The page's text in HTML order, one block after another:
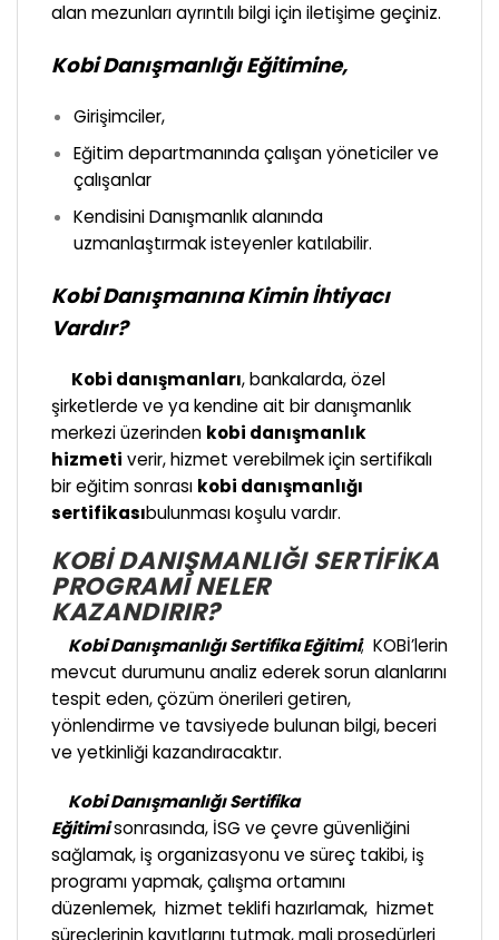
alan mezunları ayrıntılı bilgi için iletişime geçiniz.
Kobi Danışmanlığı Eğitimine,
Girişimciler,
Eğitim departmanında çalışan yöneticiler ve
çalışanlar
Kendisini Danışmanlık alanında
uzmanlaştırmak isteyenler katılabilir.
Kobi Danışmanına Kimin İhtiyacı
Vardır?
Kobi danışmanları, bankalarda, özel
şirketlerde ve ya kendine ait bir danışmanlık
merkezi üzerinden kobi danışmanlık
hizmeti verir, hizmet verebilmek için sertifikalı
bir eğitim sonrası kobi danışmanlığı
sertifikasıbulunması koşulu vardır.
KOBI DANIŞMANLIĞI SERTIFIKA
PROGRAMI NELER
KAZANDIRIR?
Kobi Danışmanlığı Sertifika Eğitimi; KOBİ’lerin
mevcut durumunu analiz ederek sorun alanlarını
tespit eden, çözüm önerileri getiren,
yönlendirme ve tavsiyede bulunan bilgi, beceri
ve yetkinliği kazandıracaktır.
Kobi Danışmanlığı Sertifika
Eğitimisonrasında, İSG ve çevre güvenliğini
sağlamak, iş organizasyonu ve süreç takibi, iş
programı yapmak, çalışma ortamını
düzenlemek, hizmet teklifi hazırlamak, hizmet
süreçlerinin kayıtlarını tutmak, mali prosedürleri